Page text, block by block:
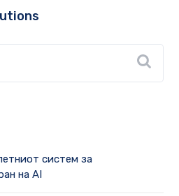
систем за
на AI